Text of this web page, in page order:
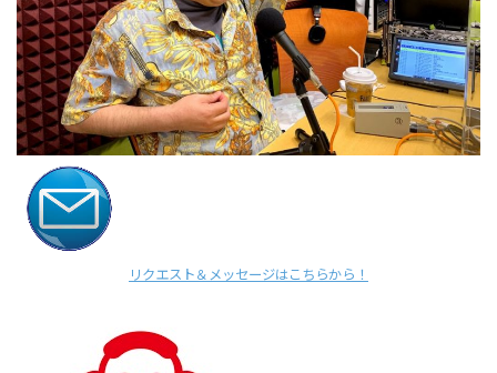
リクエスト＆メッセージはこちらから！